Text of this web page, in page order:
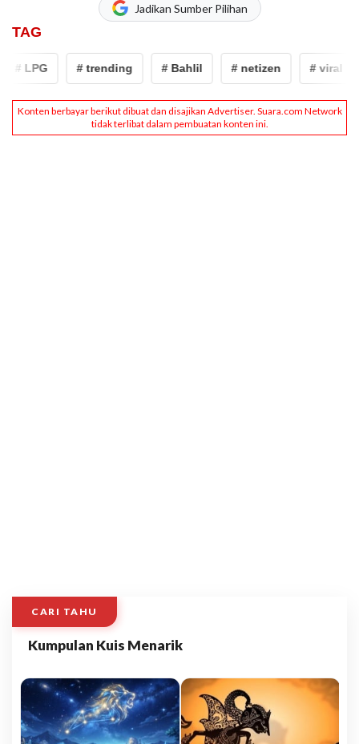
Jadikan Sumber Pilihan
TAG
# LPG # trending # Bahlil # netizen # viral
CARI TAHU
Kumpulan Kuis Menarik